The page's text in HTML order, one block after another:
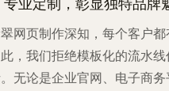
专业定制，彰显独特品牌
网页制作深知，每个客户
，我们拒绝模板化的流水
无论是企业官网、电子商